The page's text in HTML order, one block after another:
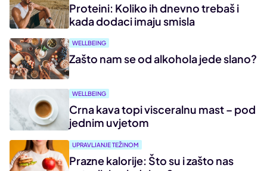
Proteini: Koliko ih dnevno trebaš i
kada dodaci imaju smisla
WELLBEING
Zašto nam se od alkohola jede slano?
WELLBEING
Crna kava topi visceralnu mast – pod
jednim uvjetom
UPRAVLJANJE TEŽINOM
Prazne kalorije: Što su i zašto nas